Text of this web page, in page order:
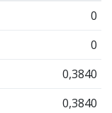
0
0
0,3840
0,3840